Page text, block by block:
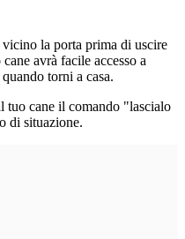
la porta prima di uscire
avrà facile accesso a
torni a casa.
tuo cane il comando "lascialo
di situazione.